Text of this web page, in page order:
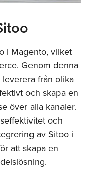
i Magento, vilket
Genom denna
från olika
och skapa en
över alla kanaler.
och
av Sitoo i
att skapa en